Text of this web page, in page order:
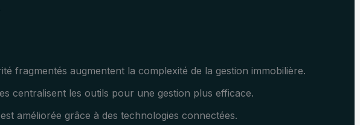
fragmentés augmentent la complexité de la gestion immobilière.
centralisent les outils pour une gestion plus efficace.
améliorée grâce à des technologies connectées.